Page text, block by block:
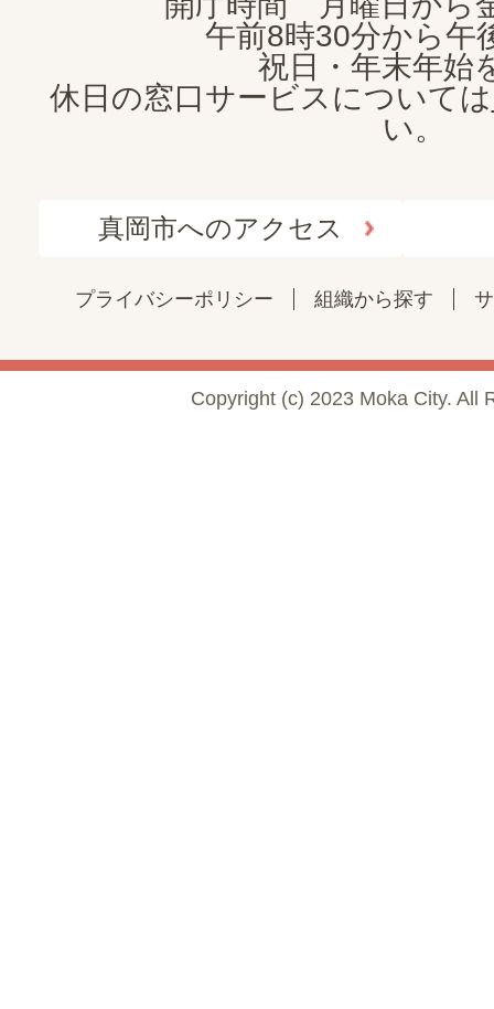
午前8時30分から午
祝日・年末年始
休日の窓口サービスについては
い。
真岡市へのアクセス
プライバシーポリシー 組織から探す
Copyright (c) 2023 Moka City. All